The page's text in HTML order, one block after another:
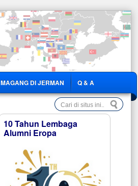
MAGANG DI JERMAN Q & A
10 Tahun Lembaga
Alumni Eropa